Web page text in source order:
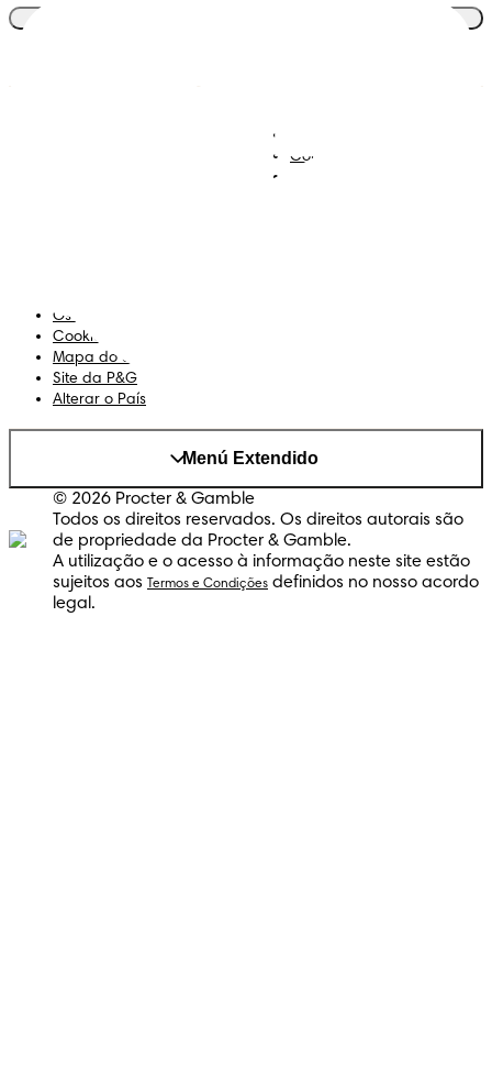
Contacta-nos
Os Meus Dados
Cookies
Mapa do Site
Site da P&G
Alterar o País
Menú Extendido
© 2026 Procter & Gamble
Todos os direitos reservados. Os direitos autorais são
de propriedade da Procter & Gamble.
A utilização e o acesso à informação neste site estão
sujeitos aos
Termos e Condições definidos no nosso acordo
legal.